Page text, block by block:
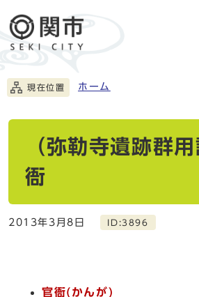
現在位置 ホーム
（弥勒寺遺跡群
衙
2013年3月8日 ID:3896
官衙(かんが)